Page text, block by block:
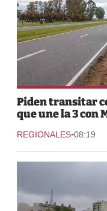
Piden transitar
que une la 3 con
REGIONALES-08:19